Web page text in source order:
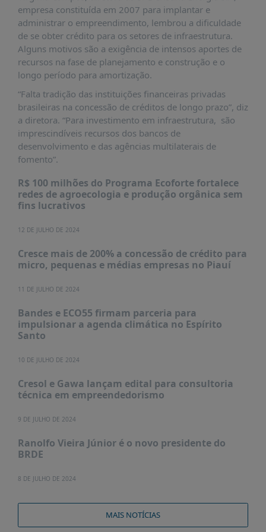
DADOS
FRENTE
PARLAMENTAR
SOBRE
A
FRENTE
MATERIAIS
INFORMAÇÕES
E
EVENTOS
MATERIAIS
PUBLICAÇÕES
REVISTA
LIVROS
NOTÍCIAS
PRÊMIO
ABDE-
ABDE
DE
SABER
empresa constituída em 2007 para implantar e
administrar o empreendimento, lembrou a dificuldade
de se obter crédito para os setores de infraestrutura.
Alguns motivos são a exigência de intensos aportes de
recursos na fase de planejamento e construção e o
longo período para amortização.
“Falta tradição das instituições financeiras privadas
brasileiras na concessão de créditos de longo prazo”, diz
a diretora. “Para investimento em infraestrutura, são
imprescindíveis recursos dos bancos de
desenvolvimento e das agências multilaterais de
fomento”.
R$ 100 milhões do Programa Ecoforte fortalece
redes de agroecologia e produção orgânica sem
fins lucrativos
12 DE JULHO DE 2024
Cresce mais de 200% a concessão de crédito para
micro, pequenas e médias empresas no Piauí
11 DE JULHO DE 2024
Bandes e ECO55 firmam parceria para
impulsionar a agenda climática no Espírito
Santo
10 DE JULHO DE 2024
Cresol e Gawa lançam edital para consultoria
técnica em empreendedorismo
9 DE JULHO DE 2024
Ranolfo Vieira Júnior é o novo presidente do
BRDE
8 DE JULHO DE 2024
MAIS NOTÍCIAS